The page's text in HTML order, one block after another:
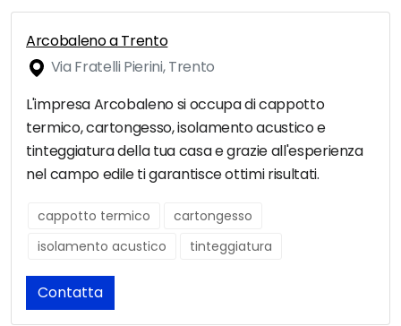
Arcobaleno a Trento
Via Fratelli Pierini, Trento
L'impresa Arcobaleno si occupa di cappotto
termico, cartongesso, isolamento acustico e
tinteggiatura della tua casa e grazie all'esperienza
nel campo edile ti garantisce ottimi risultati.
cappotto termico
cartongesso
isolamento acustico
tinteggiatura
Contatta